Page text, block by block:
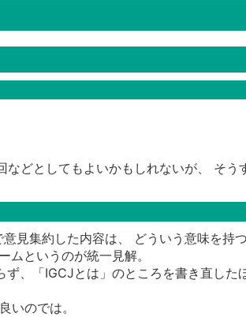
どとしてもよいかもしれないが、 そ
見集約した内容は、 どういう意味を持
というのが統一見解。
、「IGCJとは」のところを書き直した
いのでは。